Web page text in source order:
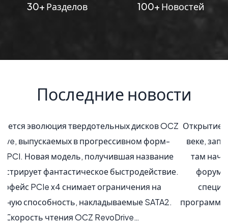
30+ Разделов 100+ Новостей
Последние новости
Открытие первого города, созданного в России в 21
веке, запланировано на 09.06.2015. В тот же день
там начнут свое общение участники интернет-
форума, а также откроется конференция ИТ-
специалистов, занимающихся разработкой
программного обеспечения. Про новый город Всего
в сорока километрах от Казани…